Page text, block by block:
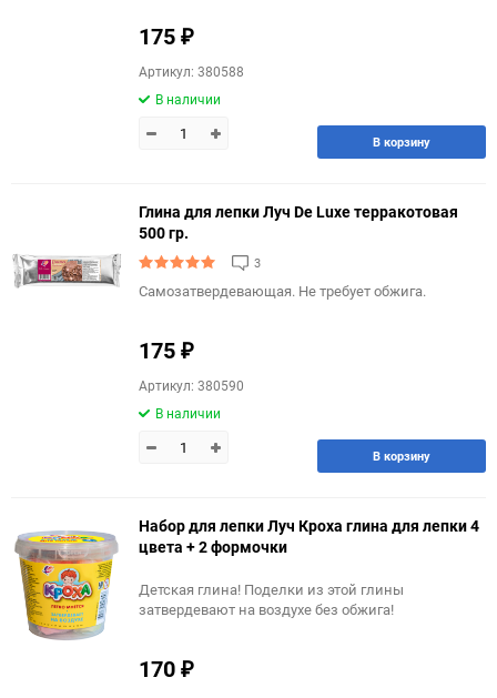
175 ₽
Артикул: 380588
В наличии
В корзину
Глина для лепки Луч De Luxe терракотовая
500 гр.
3
Самозатвердевающая. Не требует обжига.
175 ₽
Артикул: 380590
В наличии
В корзину
Набор для лепки Луч Кроха глина для лепки 4
цвета + 2 формочки
Детская глина! Поделки из этой глины
затвердевают на воздухе без обжига!
170 ₽